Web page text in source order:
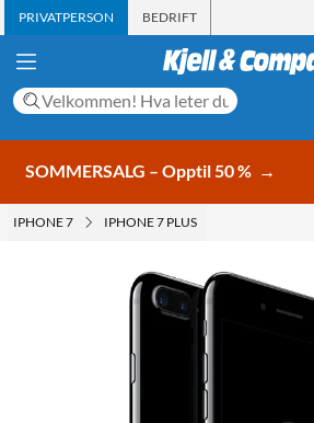
PRIVATPERSON BEDRIFT
SOMMERSALG – Opptil 50 % →
IPHONE 7 IPHONE 7 PLUS